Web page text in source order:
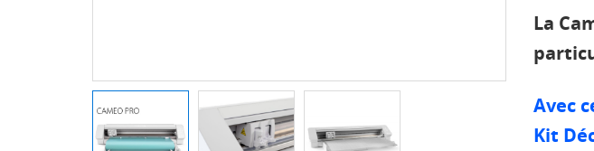
La
Avec
Kit